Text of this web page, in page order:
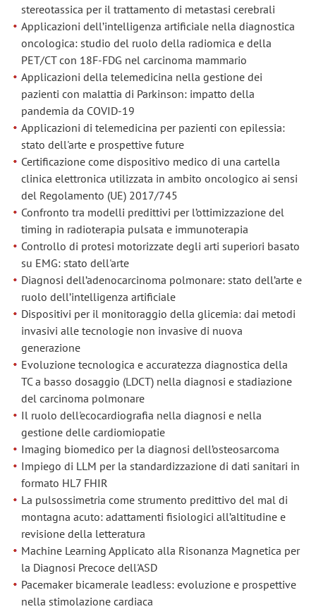
stereotassica per il trattamento di metastasi cerebrali
Applicazioni dell’intelligenza artificiale nella diagnostica
oncologica: studio del ruolo della radiomica e della
PET/CT con 18F-FDG nel carcinoma mammario
Applicazioni della telemedicina nella gestione dei
pazienti con malattia di Parkinson: impatto della
pandemia da COVID-19
Applicazioni di telemedicina per pazienti con epilessia:
stato dell'arte e prospettive future
Certificazione come dispositivo medico di una cartella
clinica elettronica utilizzata in ambito oncologico ai sensi
del Regolamento (UE) 2017/745
Confronto tra modelli predittivi per l’ottimizzazione del
timing in radioterapia pulsata e immunoterapia
Controllo di protesi motorizzate degli arti superiori basato
su EMG: stato dell'arte
Diagnosi dell’adenocarcinoma polmonare: stato dell’arte e
ruolo dell’intelligenza artificiale
Dispositivi per il monitoraggio della glicemia: dai metodi
invasivi alle tecnologie non invasive di nuova
generazione
Evoluzione tecnologica e accuratezza diagnostica della
TC a basso dosaggio (LDCT) nella diagnosi e stadiazione
del carcinoma polmonare
Il ruolo dell'ecocardiografia nella diagnosi e nella
gestione delle cardiomiopatie
Imaging biomedico per la diagnosi dell’osteosarcoma
Impiego di LLM per la standardizzazione di dati sanitari in
formato HL7 FHIR
La pulsossimetria come strumento predittivo del mal di
montagna acuto: adattamenti fisiologici all’altitudine e
revisione della letteratura
Machine Learning Applicato alla Risonanza Magnetica per
la Diagnosi Precoce dell'ASD
Pacemaker bicamerale leadless: evoluzione e prospettive
nella stimolazione cardiaca